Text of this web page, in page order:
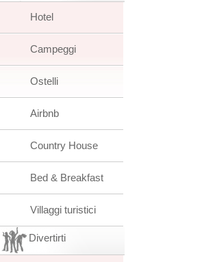
Hotel
Campeggi
Ostelli
Airbnb
Country House
Bed & Breakfast
Villaggi turistici
Divertirti